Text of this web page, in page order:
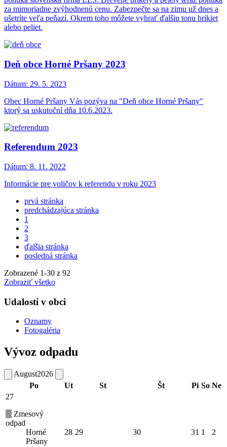
za mimoriadne zvýhodnenú cenu. Zabezpečte sa na zimu už dnes a
ušetríte veľa peňazí. Okrem toho môžete vyhrať ďalšiu tonu brikiet
alebo peliet.
Deň obce Horné Pršany 2023
Dátum: 29. 5. 2023
Obec Horné Pršany Vás pozýva na "Deň obce Horné Pršany"
ktorý sa uskutoční dňa 10.6.2023.
Referendum 2023
Dátum: 8. 11. 2022
Informácie pre voličov k referendu v roku 2023
prvá stránka
predchádzajúca stránka
1
2
3
ďalšia stránka
posledná stránka
Zobrazené 1-30 z 92
Zobraziť všetko
Udalosti v obci
Oznamy
Fotogaléria
Vývoz odpadu
August2026
Po
Ut St Št Pi So Ne
27
Zmesový
odpad
Horné
Pršany
28 29 30 31 1 2